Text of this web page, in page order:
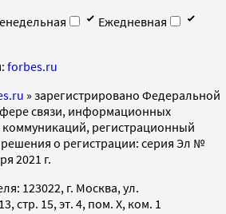
Ежедневная
forbes.ru
» зарегистрировано Федеральной
связи, информационных
коммуникаций, регистрационный
о регистрации: серия Эл №
2021 г.
123022, г. Москва, ул.
стр. 15, эт. 4, пом. X, ком. 1